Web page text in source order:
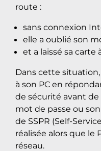
route :
sans connexion
elle a oublié son
et a laissé sa carte
Dans cette
à son PC en
de sécurité avant
mot de passe ou
de SSPR (Self-
réalisée alors que le
réseau.